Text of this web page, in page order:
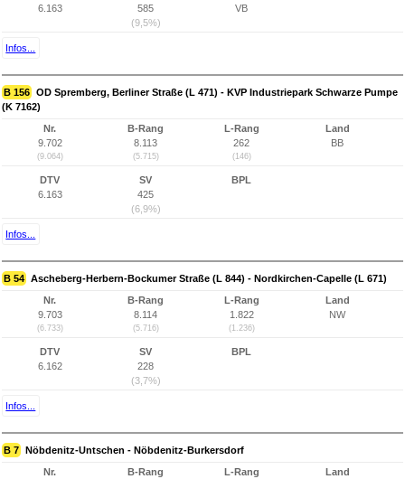
6.163
585
(9,5%)
VB
Infos...
B 156 OD Spremberg, Berliner Straße (L 471) - KVP Industriepark Schwarze Pumpe
(K 7162)
Nr.
9.702
(9.064)
B-Rang
8.113
(5.715)
L-Rang
262
(146)
Land
BB
DTV
6.163
SV
425
(6,9%)
BPL
Infos...
B 54 Ascheberg-Herbern-Bockumer Straße (L 844) - Nordkirchen-Capelle (L 671)
Nr.
9.703
(6.733)
B-Rang
8.114
(5.716)
L-Rang
1.822
(1.236)
Land
NW
DTV
6.162
SV
228
(3,7%)
BPL
Infos...
B 7 Nöbdenitz-Untschen - Nöbdenitz-Burkersdorf
Nr.
B-Rang
L-Rang
Land